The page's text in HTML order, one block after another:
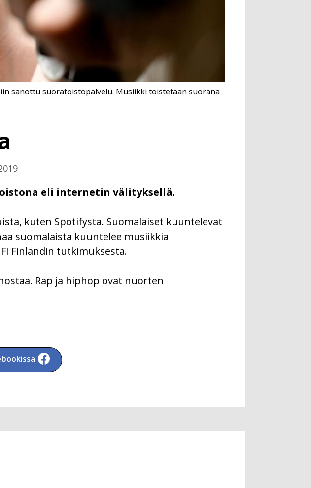
eli internetin välityksellä.
sanottu suoratoistopalvelu. Musiikki toistetaan suorana
kuten Spotifysta. Suomalaiset kuuntelevat
suomalaista kuuntelee musiikkia
Finlandin tutkimuksesta.
Rap ja hiphop ovat nuorten